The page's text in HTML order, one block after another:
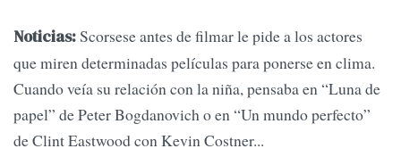
Noticias:Scorsese antes de filmar le pide a los actores
que miren determinadas películas para ponerse en clima.
Cuando veía su relación con la niña, pensaba en “Luna de
papel” de Peter Bogdanovich o en “Un mundo perfecto”
de Clint Eastwood con Kevin Costner...